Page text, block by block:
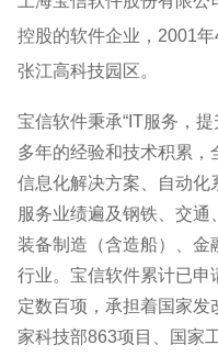
控股的软件企业，2001
张江高科技园区。
宝信软件秉承“IT服务，
多年的经验和技术积累，
信息化解决方案、自动化
服务业绩遍及钢铁、交通
装备制造（含造船）、金
行业。宝信软件累计已申
定数百项，承担着国家发
家科技部863项目、国家